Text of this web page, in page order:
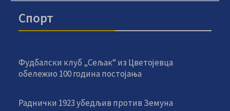
Спорт
Фудбалски клуб „Сељак“ из Цветојевца
обележио 100 година постојања
Раднички 1923 убедљив против Земуна